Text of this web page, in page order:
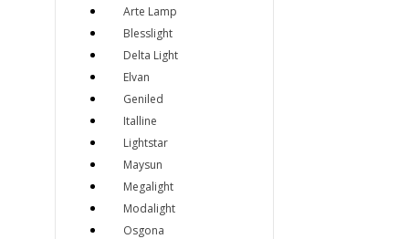
Arte Lamp
Blesslight
Delta Light
Elvan
Geniled
Italline
Lightstar
Maysun
Megalight
Modalight
Osgona